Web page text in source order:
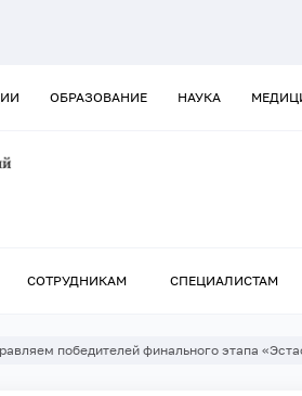
ОБРАЗОВАНИЕ НАУКА
СОТРУДНИКАМ СПЕЦИАЛИСТАМ
победителей финального этапа